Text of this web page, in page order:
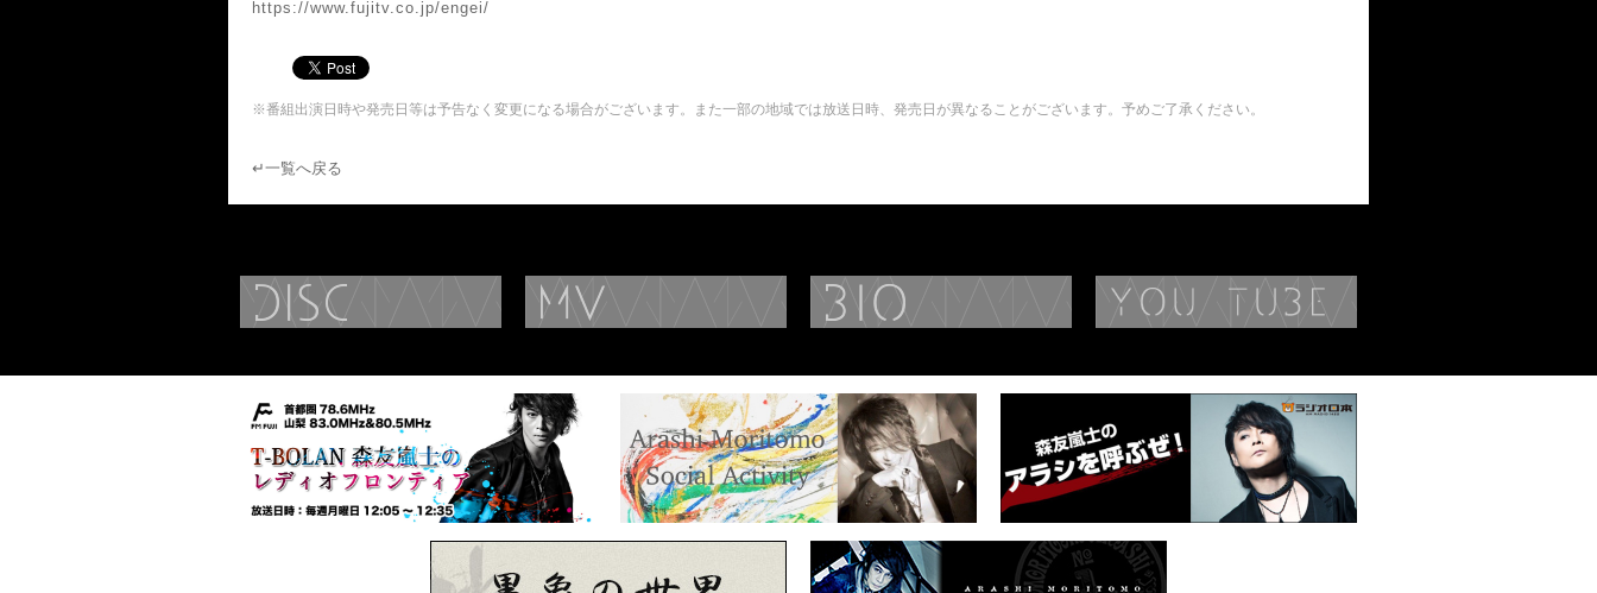
https://www.fujitv.co.jp/engei/
※番組出演日時や発売日等は予告なく変更になる場合がございます。また一部の地域では放送日時、発売日が異なることがございます。予めご了承ください。
↵一覧へ戻る
DISCOGRAPHY MUSIC VIDEO BIOGRAPHY